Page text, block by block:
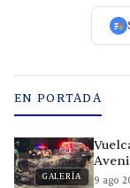
EN PORTADA
GALERÍA 9 ago